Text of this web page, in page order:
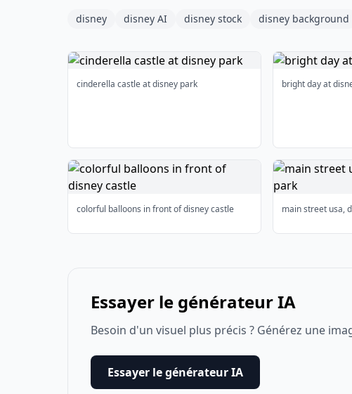
disney disney AI disney stock disney background
cinderella castle at disney park bright day at
colorful balloons in front of disney castle main street usa,
Essayer le générateur IA
Besoin d'un visuel plus précis ? Générez une
Essayer le générateur IA